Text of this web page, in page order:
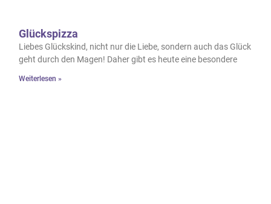
Glückspizza
Liebes Glückskind, nicht nur die Liebe, sondern auch das Glück
geht durch den Magen! Daher gibt es heute eine besondere
Weiterlesen »